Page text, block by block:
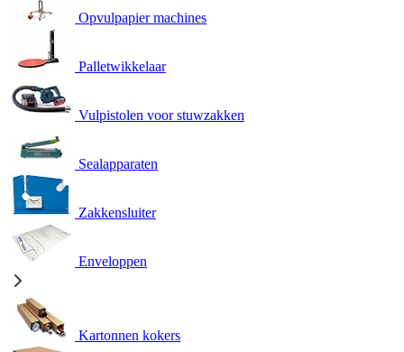
Opvulpapier machines
Palletwikkelaar
Vulpistolen voor stuwzakken
Sealapparaten
Zakkensluiter
Enveloppen
Kartonnen kokers